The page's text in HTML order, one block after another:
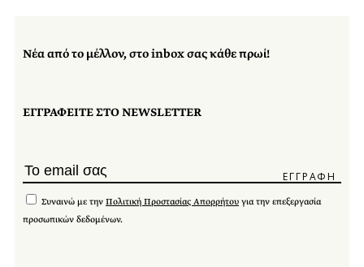
Νέα από το μέλλον, στο inbox σας κάθε πρωί!
ΕΓΓΡΑΦΕΙΤΕ ΣΤΟ NEWSLETTER
Συναινώ με την Πολιτική Προστασίας Απορρήτου για την επεξεργασία
προσωπικών δεδομένων.